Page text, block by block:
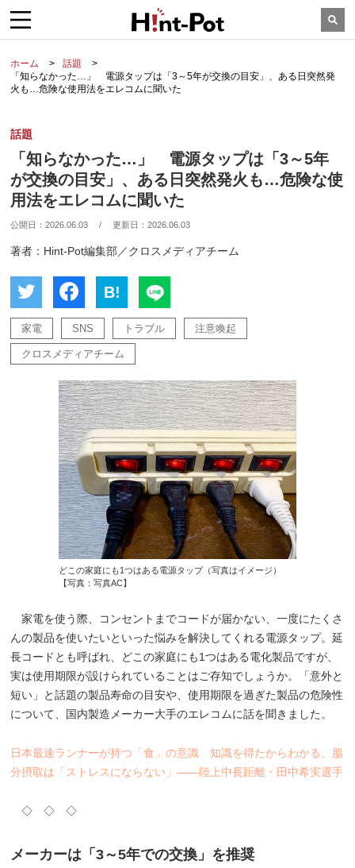
ホーム
話題
「知らなかった…」 電源タップは「3～5年が交換の目安」、ある日突然発
火も…危険な使用法をエレコムに聞いた
話題
「知らなかった…」 電源タップは「3～5年
が交換の目安」、ある日突然発火も…危険な使
用法をエレコムに聞いた
公開日：2026.06.03 / 更新日：2026.06.03
著者：Hint-Pot編集部／クロスメディアチーム
B!
家電 SNS トラブル 注意喚起
クロスメディアチーム
どこの家庭にも1つはある電源タップ（写真はイメージ）
【写真：写真AC】
家電を使う際、コンセントまでコードが届かない、一度にたくさ
んの製品を使いたいといった悩みを解決してくれる電源タップ。延
長コードとも呼ばれ、どこの家庭にも1つはある電化製品ですが、
実は使用期限が設けられていることはご存知でしょうか。「意外と
短い」と話題の製品寿命の目安や、使用期限を過ぎた製品の危険性
について、国内製造メーカー大手のエレコムに話を聞きました。
日本最速ランナーが持つ「食」の意識 知識を得たからわかる、脂
分摂取は「ストレスにならない」――陸上中長距離・田中希実選手
◇ ◇ ◇
メーカーは「3～5年での交換」を推奨